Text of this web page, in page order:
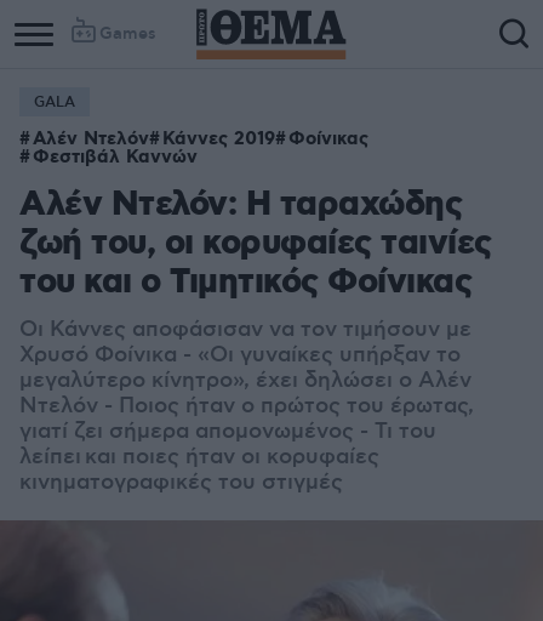
Games
GALA
Αλέν Ντελόν Κάννες 2019 Φοίνικας
Φεστιβάλ Καννών
Αλέν Ντελόν: Η ταραχώδης
ζωή του, οι κορυφαίες ταινίες
του και ο Τιμητικός Φοίνικας
Οι Κάννες αποφάσισαν να τον τιμήσουν με
Χρυσό Φοίνικα - «Οι γυναίκες υπήρξαν το
μεγαλύτερο κίνητρο», έχει δηλώσει ο Αλέν
Ντελόν - Ποιος ήταν ο πρώτος του έρωτας,
γιατί ζει σήμερα απομονωμένος - Τι του
λείπει και ποιες ήταν οι κορυφαίες
κινηματογραφικές του στιγμές